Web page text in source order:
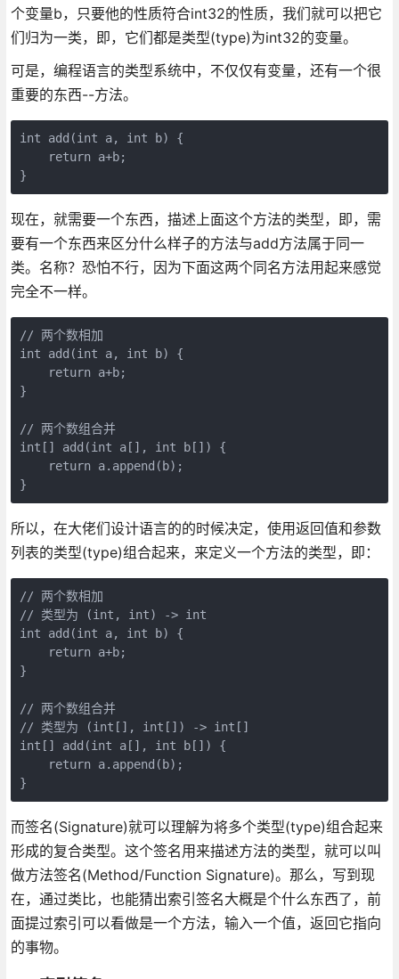
个变量b，只要他的性质符合int32的性质，我们就可以把它
们归为一类，即，它们都是类型(type)为int32的变量。
可是，编程语言的类型系统中，不仅仅有变量，还有一个很
重要的东西--方法。
int add(int a, int b) {
    return a+b;
}
现在，就需要一个东西，描述上面这个方法的类型，即，需
要有一个东西来区分什么样子的方法与add方法属于同一
类。名称？恐怕不行，因为下面这两个同名方法用起来感觉
完全不一样。
// 两个数相加
int add(int a, int b) {
    return a+b;
}
// 两个数组合并
int[] add(int a[], int b[]) {
    return a.append(b);
}
所以，在大佬们设计语言的的时候决定，使用返回值和参数
列表的类型(type)组合起来，来定义一个方法的类型，即：
// 两个数相加
// 类型为 (int, int) -> int
int add(int a, int b) {
    return a+b;
}
// 两个数组合并
// 类型为 (int[], int[]) -> int[]
int[] add(int a[], int b[]) {
    return a.append(b);
}
而签名(Signature)就可以理解为将多个类型(type)组合起来
形成的复合类型。这个签名用来描述方法的类型，就可以叫
做方法签名(Method/Function Signature)。那么，写到现
在，通过类比，也能猜出索引签名大概是个什么东西了，前
面提过索引可以看做是一个方法，输入一个值，返回它指向
的事物。